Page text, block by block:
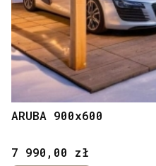
ARUBA 900x600
Cena
7 990,00 zł